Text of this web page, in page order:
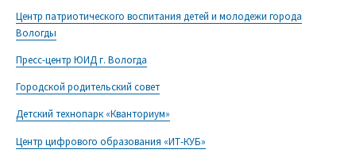
Центр патриотического воспитания детей и молодежи города
Вологды
Пресс-центр ЮИД г. Вологда
Городской родительский совет
Детский технопарк «Кванториум»
Центр цифрового образования «ИТ-КУБ»